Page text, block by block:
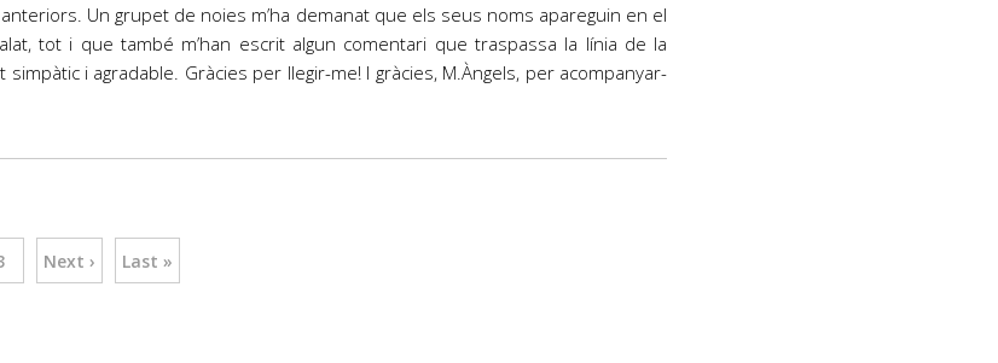
Un grupet de noies m’ha demanat que els seus noms apareguin en el
tot i que també m’han escrit algun comentari que traspassa la línia de la
i agradable. Gràcies per llegir-me! I gràcies, M.Àngels, per acompanyar-
Next › Last »